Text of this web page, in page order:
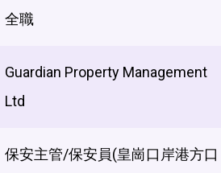
全職
Guardian Property Management
Ltd
保安主管/保安員(皇崗口岸港方口